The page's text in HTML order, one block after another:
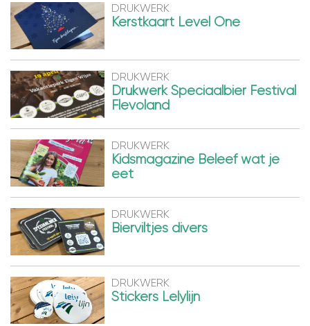
DRUKWERK
Kerstkaart Level One
DRUKWERK
Drukwerk Speciaalbier Festival
Flevoland
DRUKWERK
Kidsmagazine Beleef wat je
eet
DRUKWERK
Bierviltjes divers
DRUKWERK
Stickers Lelylijn